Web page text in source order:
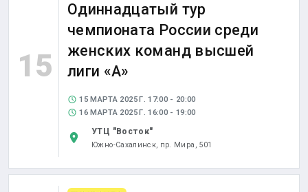
15
Одиннадцатый тур
чемпионата России среди
женских команд высшей
лиги «А»
15 МАРТА 2025 Г. 17:00 - 20:00
16 МАРТА 2025 Г. 16:00 - 19:00
УТЦ "Восток"
Южно-Сахалинск, пр. Мира, 501